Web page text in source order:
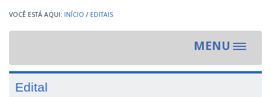
INÍCIO / EDITAIS
MENU
Toggle
Edital